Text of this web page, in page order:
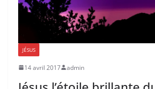
JÉSUS
14 avril 2017 admin